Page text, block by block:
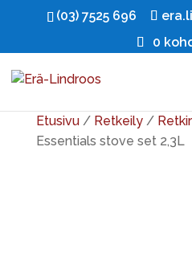
(03) 7525 696
0
Etusivu/ Retkeily/
Essentials stove set 2,3L